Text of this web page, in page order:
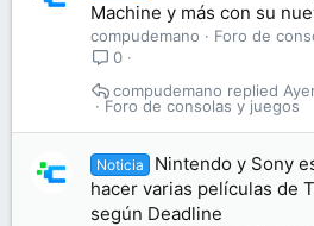
Machine y más con su
compudemano
Foro de
0
Foro de consolas y juegos
compudemano
Noticia
Nintendo y Sony
hacer varias películas de
según Deadline